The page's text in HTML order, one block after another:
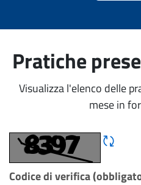
Pratiche
Visualizza l'elenco delle
mese in
Codice di verifica